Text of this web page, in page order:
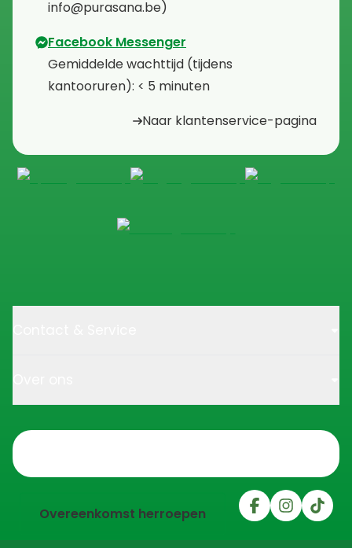
info@purasana.be)
Facebook Messenger
⁠Gemiddelde wachttijd (tijdens
kantooruren): < 5 minuten
Naar klantenservice-pagina
Overeenkomst herroepen